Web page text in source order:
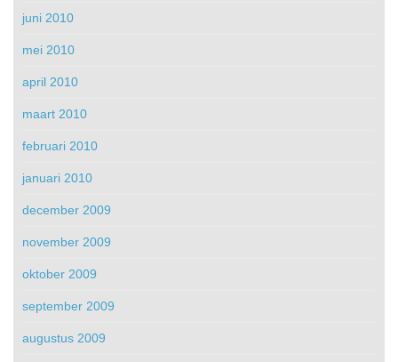
juni 2010
mei 2010
april 2010
maart 2010
februari 2010
januari 2010
december 2009
november 2009
oktober 2009
september 2009
augustus 2009